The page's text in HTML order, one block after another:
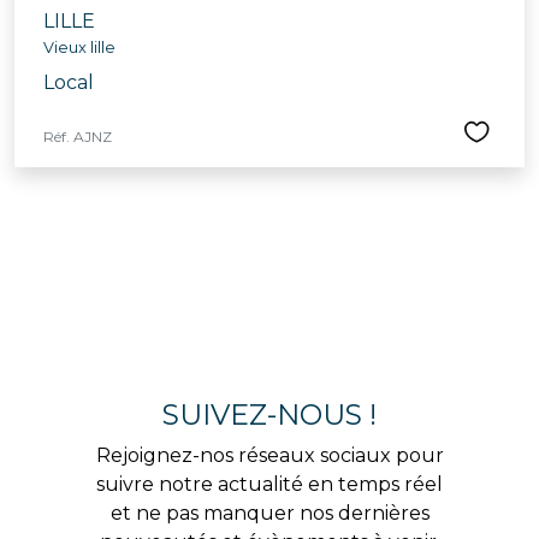
LILLE
Vieux lille
Local
Réf. AJNZ
SUIVEZ-NOUS !
Rejoignez-nos réseaux sociaux pour
suivre notre actualité en temps réel
et ne pas manquer nos dernières